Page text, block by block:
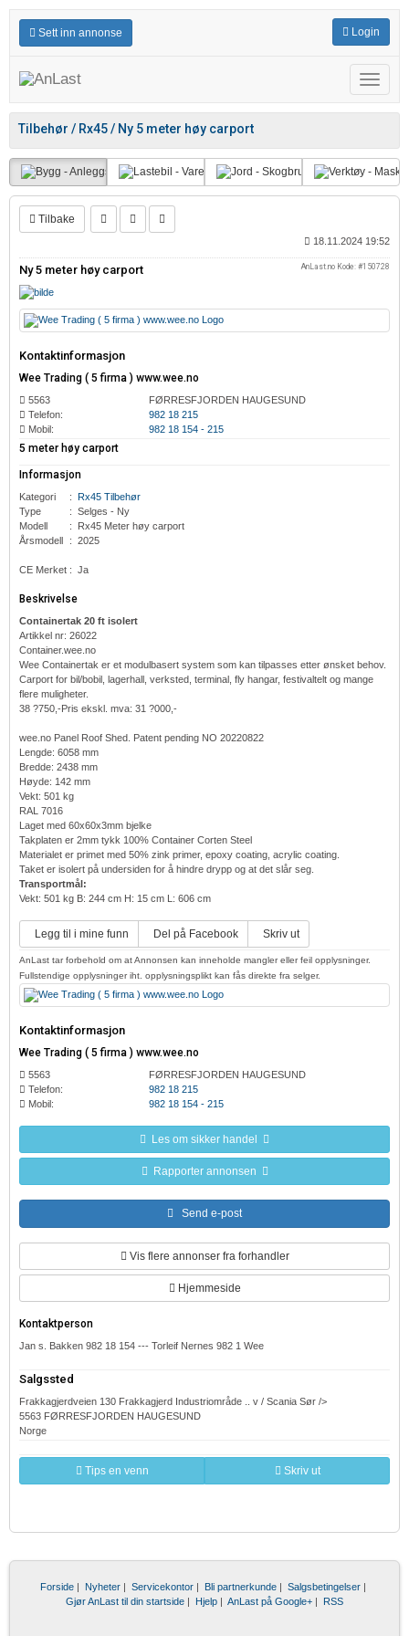
Sett inn annonse Login
Meny
Tilbehør / Rx45 / Ny 5 meter høy carport
Tilbake
18.11.2024 19:52
Ny 5 meter høy carport AnLast.no Kode: #150728
Kontaktinformasjon
Wee Trading ( 5 firma ) www.wee.no
5563
FØRRESFJORDEN HAUGESUND
Telefon:
982 18 215
Mobil:
982 18 154 - 215
5 meter høy carport
Informasjon
Kategori : Rx45 Tilbehør
Type
: Selges - Ny
Modell
: Rx45 Meter høy carport
Årsmodell
: 2025
CE Merket : Ja
Beskrivelse
Containertak 20 ft isolert
Artikkel nr: 26022
Container.wee.no
Wee Containertak er et modulbasert system som kan tilpasses etter ønsket behov.
Carport for bil/bobil, lagerhall, verksted, terminal, fly hangar, festivaltelt og mange
flere muligheter.
38 ?750,-Pris ekskl. mva: 31 ?000,-
wee.no Panel Roof Shed. Patent pending NO 20220822
Lengde: 6058 mm
Bredde: 2438 mm
Høyde: 142 mm
Vekt: 501 kg
RAL 7016
Laget med 60x60x3mm bjelke
Takplaten er 2mm tykk 100% Container Corten Steel
Materialet er primet med 50% zink primer, epoxy coating, acrylic coating.
Taket er isolert på undersiden for å hindre drypp og at det slår seg.
Transportmål:
Vekt: 501 kg B: 244 cm H: 15 cm L: 606 cm
Legg til i mine funn Del på Facebook Skriv ut
AnLast tar forbehold om at Annonsen kan inneholde mangler eller feil opplysninger.
Fullstendige opplysninger iht. opplysningsplikt kan fås direkte fra selger.
Kontaktinformasjon
Wee Trading ( 5 firma ) www.wee.no
5563
FØRRESFJORDEN HAUGESUND
Telefon:
982 18 215
Mobil:
982 18 154 - 215
Les om sikker handel
Rapporter annonsen
Send e-post
Vis flere annonser fra forhandler
Hjemmeside
Kontaktperson
Jan s. Bakken 982 18 154 --- Torleif Nernes 982 1 Wee
Salgssted
Frakkagjerdveien 130 Frakkagjerd Industriområde .. v / Scania Sør />
5563 FØRRESFJORDEN HAUGESUND
Norge
Tips en venn Skriv ut
Forside | Nyheter | Servicekontor | Bli partnerkunde | Salgsbetingelser |
Gjør AnLast til din startside | Hjelp | AnLast på Google+ | RSS